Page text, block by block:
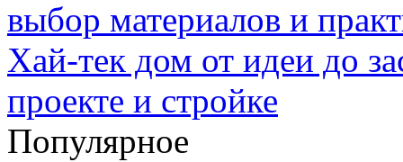
выбор материалов и
Хай-тек дом от идеи до
проекте и стройке
Популярное